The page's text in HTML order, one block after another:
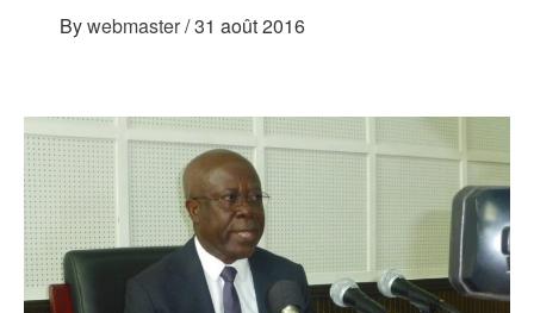
Bywebmaster/31 août 2016